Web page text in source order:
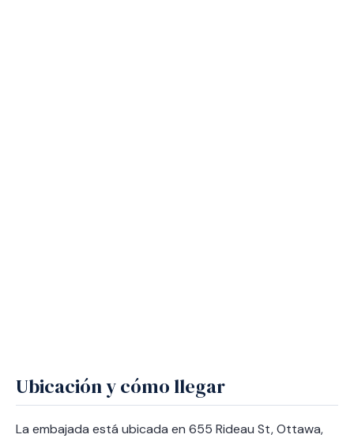
Ubicación y cómo llegar
La embajada está ubicada en 655 Rideau St, Ottawa,